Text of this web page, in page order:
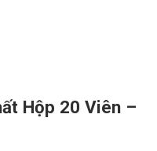
Hộp 20 Viên –